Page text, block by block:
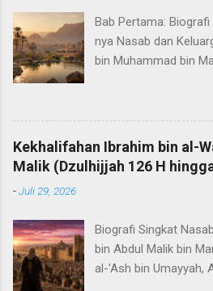
Bab Pertama:
nya Nasab dan
bin Muhammad bin
Bani Umayyah,
Mukminin. Ia dikenal
(keledai) karena
dalam menghadapi
peperangan. Ibunya
Jazirah Furatiyah
merupakan khalifah
Di antara anak-
Kekhalifahan Ibrahim bin al-
Malik (Dzulhijjah 126 H
-Juli 29, 2026
Biografi Singkat
bin Abdul Malik bin
al-'Ash bin Umayyah,